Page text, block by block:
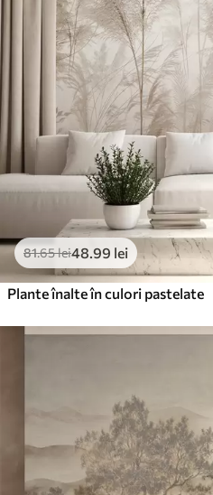
81.65lei48 .99 lei
Plante înalte în culori pastelate